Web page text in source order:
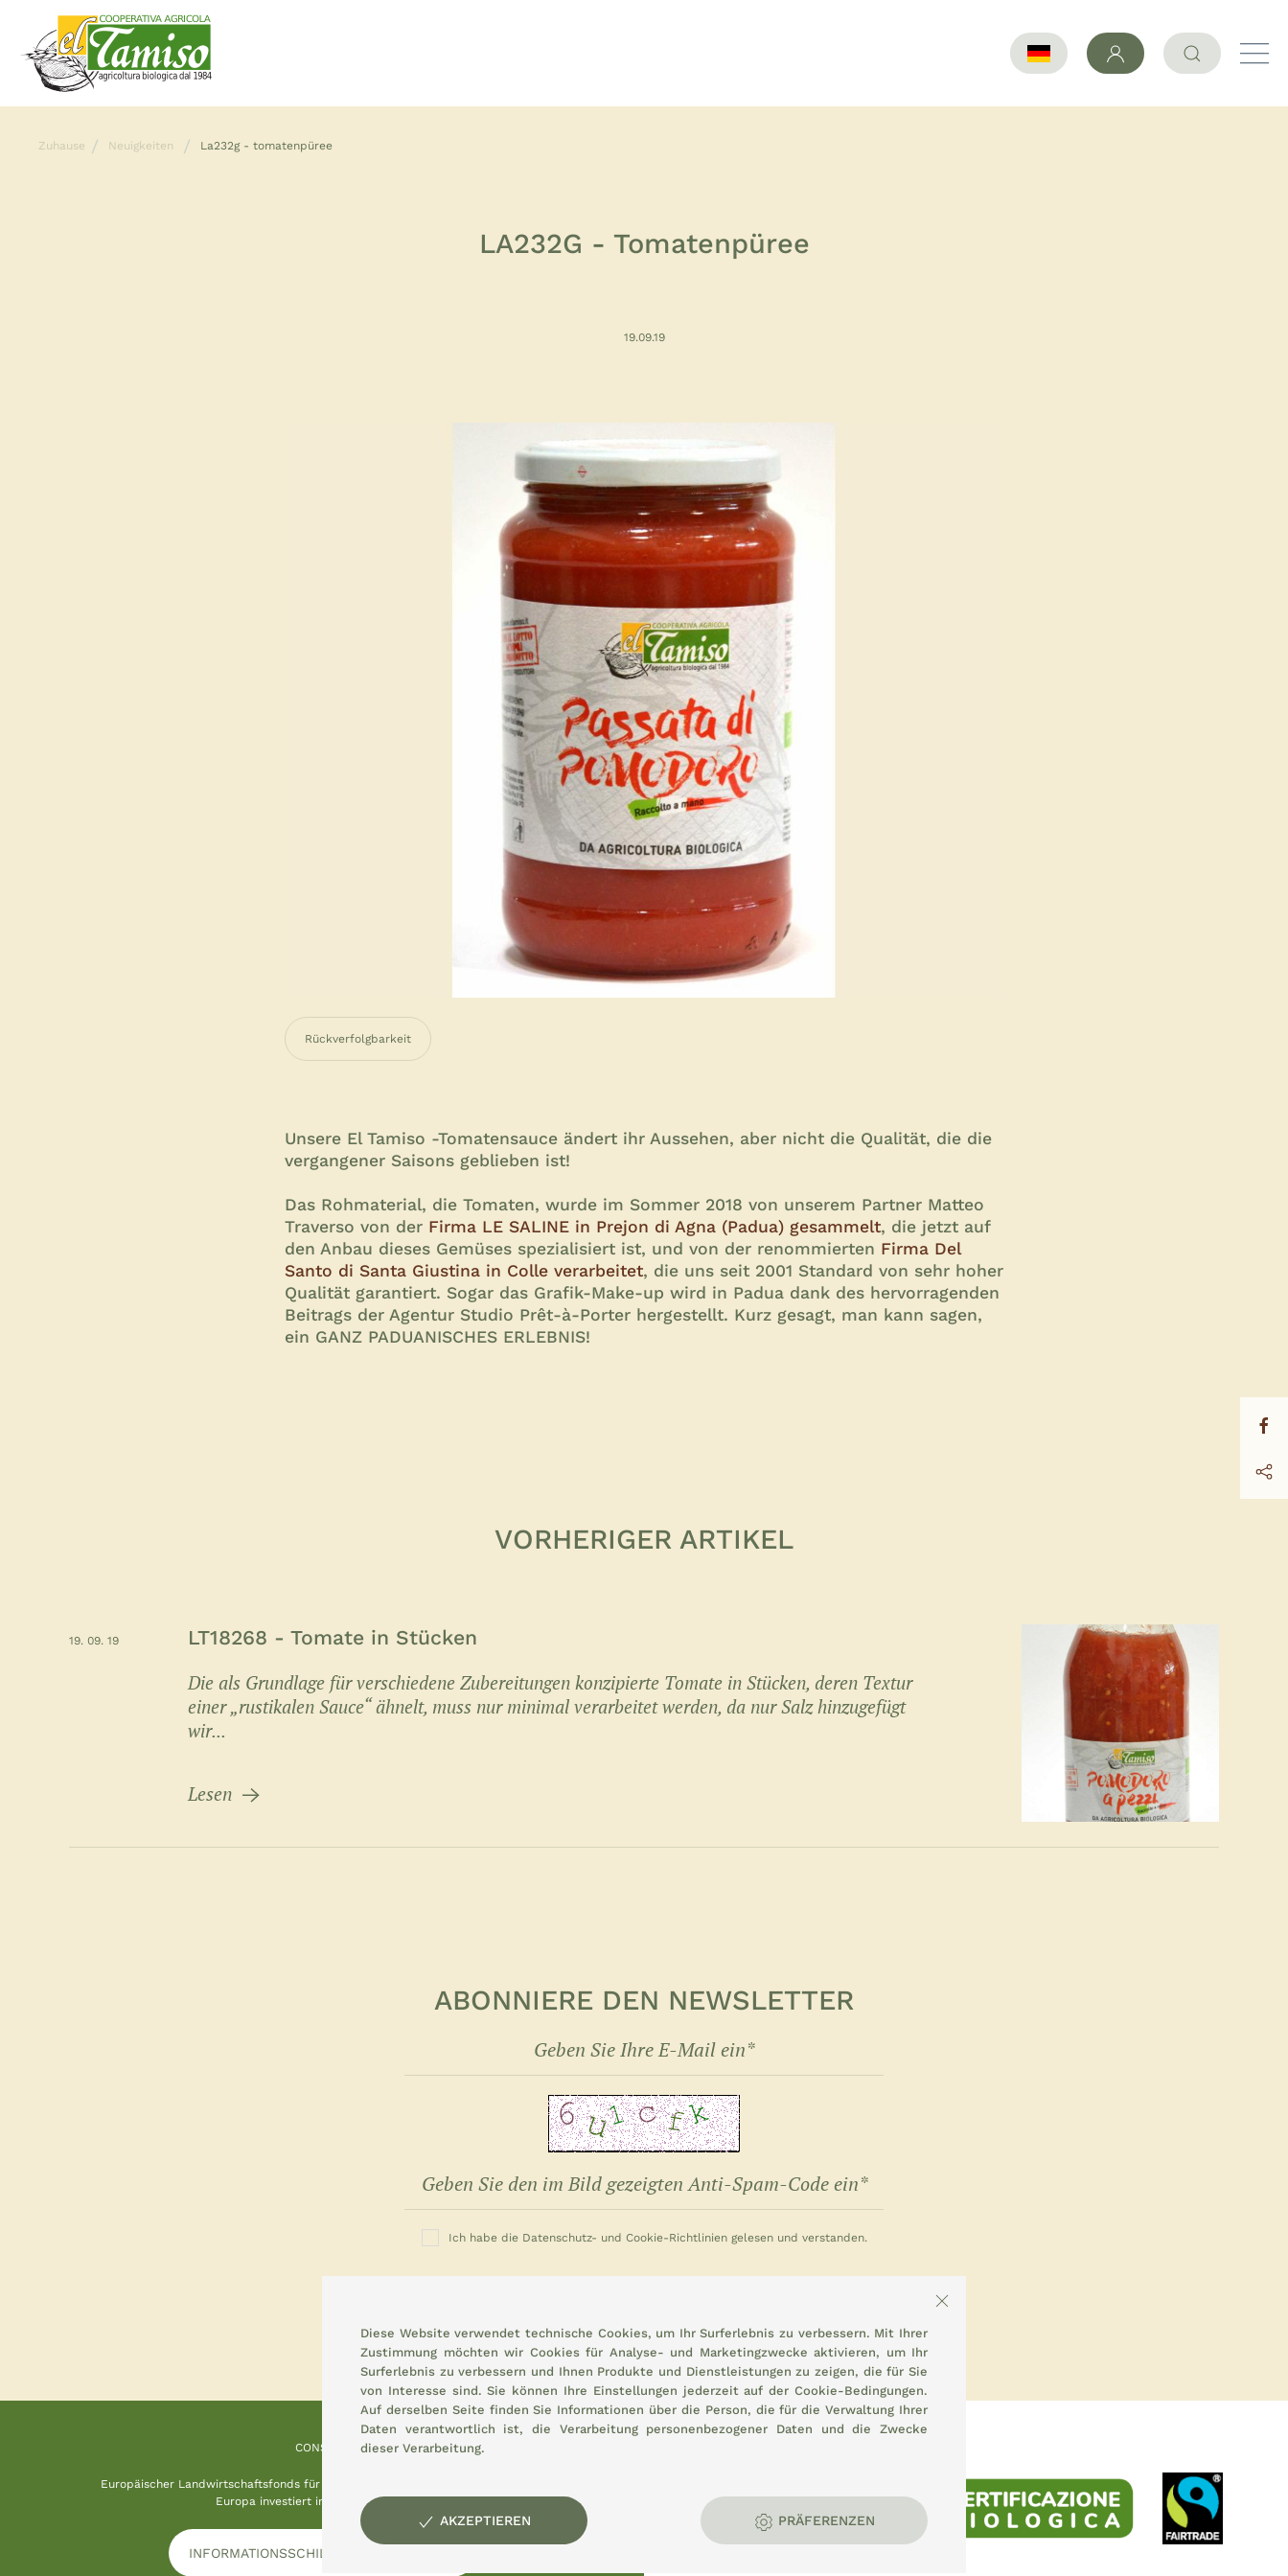
Zuhause Neuigkeiten La232g - tomatenpüree
LA232G - Tomatenpüree
19.09.19
Rückverfolgbarkeit
Unsere El Tamiso -Tomatensauce ändert ihr Aussehen, aber nicht die Qualität, die die
vergangener Saisons geblieben ist!
Das Rohmaterial, die Tomaten, wurde im Sommer 2018 von unserem Partner Matteo
Traverso von der Firma LE SALINE in Prejon di Agna (Padua) gesammelt, die jetzt auf
den Anbau dieses Gemüses spezialisiert ist, und von der renommierten Firma Del
Santo di Santa Giustina in Colle verarbeitet, die uns seit 2001 Standard von sehr hoher
Qualität garantiert. Sogar das Grafik-Make-up wird in Padua dank des hervorragenden
Beitrags der Agentur Studio Prêt-à-Porter hergestellt. Kurz gesagt, man kann sagen,
ein GANZ PADUANISCHES ERLEBNIS!
VORHERIGER ARTIKEL
19. 09. 19
LT18268 - Tomate in Stücken
Die als Grundlage für verschiedene Zubereitungen konzipierte Tomate in Stücken, deren Textur
einer „rustikalen Sauce“ ähnelt, muss nur minimal verarbeitet werden, da nur Salz hinzugefügt
wir...
Lesen
ABONNIERE DEN NEWSLETTER
Ich habe die Datenschutz- und Cookie-Richtlinien gelesen und verstanden.
CONSEMI
Europäischer Landwirtschaftsfonds für die Entwicklung des ländlichen Raums:
Europa investiert in ländliche Gebiete
INFORMATIONSSCHILD HERUNTERLADEN
Diese Website verwendet technische Cookies, um Ihr Surferlebnis zu verbessern. Mit Ihrer
Zustimmung möchten wir Cookies für Analyse- und Marketingzwecke aktivieren, um Ihr
Surferlebnis zu verbessern und Ihnen Produkte und Dienstleistungen zu zeigen, die für Sie
von Interesse sind. Sie können Ihre Einstellungen jederzeit auf der Cookie-Bedingungen.
Auf derselben Seite finden Sie Informationen über die Person, die für die Verwaltung Ihrer
Daten verantwortlich ist, die Verarbeitung personenbezogener Daten und die Zwecke
dieser Verarbeitung.
AKZEPTIEREN PRÄFERENZEN